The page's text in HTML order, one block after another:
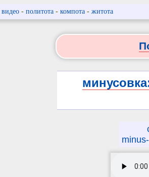
видео- политота- компота- житота